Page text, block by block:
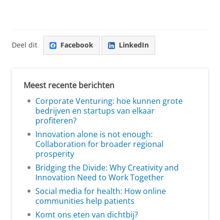
Deel dit Facebook LinkedIn
Meest recente berichten
Corporate Venturing: hoe kunnen grote
bedrijven en startups van elkaar
profiteren?
Innovation alone is not enough:
Collaboration for broader regional
prosperity
Bridging the Divide: Why Creativity and
Innovation Need to Work Together
Social media for health: How online
communities help patients
Komt ons eten van dichtbij?